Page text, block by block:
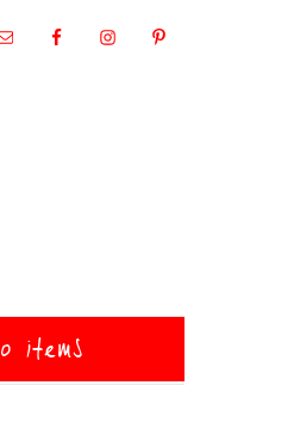
0 items